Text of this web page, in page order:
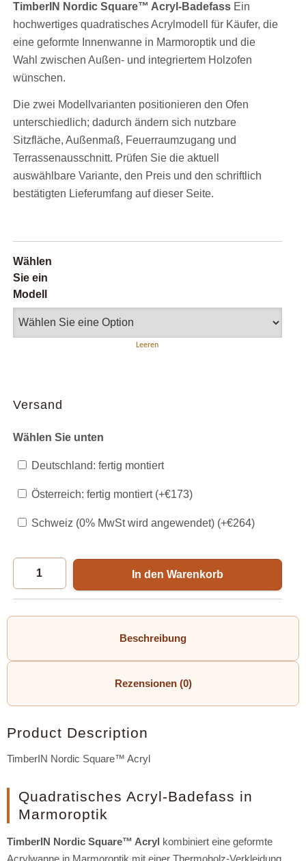
TimberIN Nordic Square™ Acryl-BadefassEin
hochwertiges quadratisches Acrylmodell für Käufer, die
eine geformte Innenwanne in Marmoroptik und die
Wahl zwischen Außen- und integriertem Holzofen
wünschen.
Die zwei Modellvarianten positionieren den Ofen
unterschiedlich; dadurch ändern sich nutzbare
Sitzfläche, Außenmaß, Feuerraumzugang und
Terrassenausschnitt. Prüfen Sie die aktuell
auswählbare Variante, den Preis und den schriftlich
bestätigten Lieferumfang auf dieser Seite.
Wählen
Sie ein
Modell
Leeren
Versand
Wählen Sie unten
Deutschland: fertig montiert
Österreich: fertig montiert (+€173)
Schweiz (0% MwSt wird angewendet) (+€264)
In den Warenkorb
Beschreibung
Rezensionen (0)
Product Description
TimberIN Nordic Square™ Acryl
Quadratisches Acryl-Badefass in
Marmoroptik
TimberIN Nordic Square™ Acryl kombiniert eine geformte
Acrylwanne in Marmoroptik mit einer Thermoholz-Verkleidung